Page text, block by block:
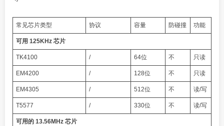
常见芯片类型 协议 容量 防碰撞 功能
可用 125KHz 芯片
TK4100 / 64位 不 只读
EM4200 / 128位 不 只读
EM4305 / 512位 不 读/写
T5577 / 330位 不 读/写
可用的 13.56MHz 芯片